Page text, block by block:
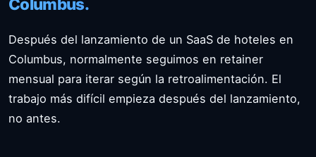
Después del lanzamiento de un SaaS de hoteles en
Columbus, normalmente seguimos en retainer
mensual para iterar según la retroalimentación. El
trabajo más difícil empieza después del lanzamiento,
no antes.